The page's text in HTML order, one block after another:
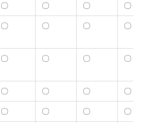
〇 〇 〇 〇
〇 〇 〇 〇
〇 〇 〇 〇
〇 〇 〇 〇
〇 〇 〇 〇